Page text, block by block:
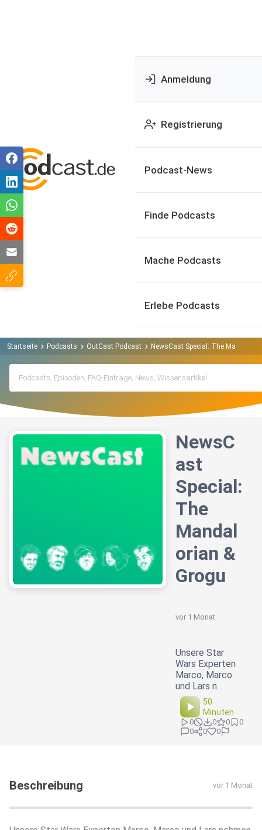
Anmeldung
Registrierung
Podcast-News
Finde Podcasts
Mache Podcasts
Erlebe Podcasts
Startseite Podcasts OutCast Podcast NewsCast Special: The
NewsC
ast
Special:
The
Mandal
orian &
Grogu
vor 1 Monat
Unsere Star
Wars Experten
Marco, Marco
und Lars n…
50
Minuten
0 0 0
0
0
0 0
Beschreibung vor 1 Monat